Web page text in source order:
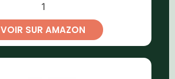
1
VOIR SUR AMAZON